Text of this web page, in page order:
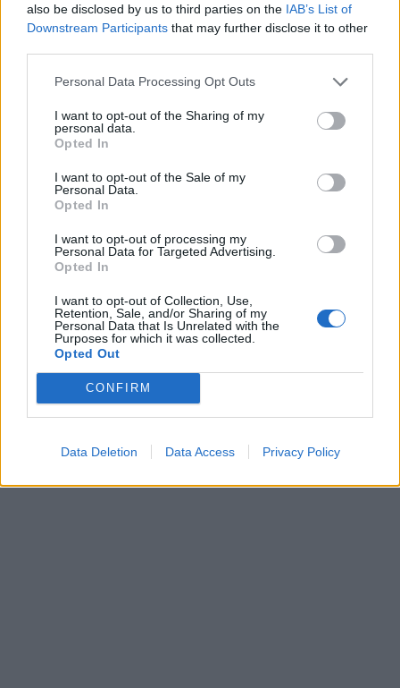
also be disclosed by us to third parties on the IAB’s List of
Downstream Participants that may further disclose it to other
Personal Data Processing Opt Outs
I want to opt-out of the Sharing of my
personal data.
Opted In
I want to opt-out of the Sale of my
Personal Data.
Opted In
I want to opt-out of processing my
Personal Data for Targeted Advertising.
Opted In
I want to opt-out of Collection, Use,
Retention, Sale, and/or Sharing of my
Personal Data that Is Unrelated with the
Purposes for which it was collected.
Opted Out
CONFIRM
Data Deletion Data Access Privacy Policy